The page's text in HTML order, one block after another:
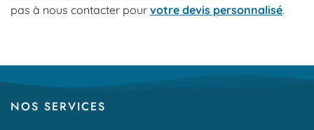
pas à nous contacter pour votre devis personnalisé.
NOS SERVICES